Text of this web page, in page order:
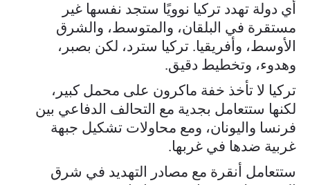
أي دولة تهدد تركيا نوويًا ستجد نفسها غير
مستقرة في البلقان، والمتوسط، والشرق
الأوسط، وأفريقيا. تركيا سترد، لكن بصبر،
وهدوء، وتخطيط دقيق.
تركيا لا تأخذ خفة ماكرون على محمل كبير،
لكنها ستتعامل بجدية مع التحالف الدفاعي بين
فرنسا واليونان، ومع محاولات تشكيل جبهة
غربية ضدها في غربها.
ستتعامل أنقرة مع مصادر التهديد في شرق